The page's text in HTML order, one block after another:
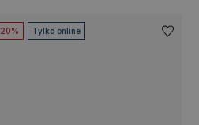
20% Tylko online